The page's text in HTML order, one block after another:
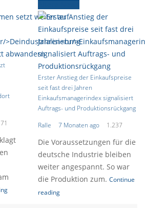
Erster Anstieg der Einkaufspreise
seit fast drei Jahren
Einkaufsmanagerindex signalisiert
Auftrags- und Produktionsrückgang
Ralle
7 Monaten ago 1.237
Die Voraussetzungen für die
deutsche Industrie bleiben
weiter angespannt. So war
die Produktion zum. Continue
reading